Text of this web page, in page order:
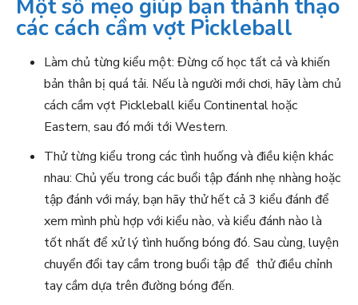
Một số mẹo giúp bạn thành thạo
các cách cầm vợt Pickleball
Làm chủ từng kiểu một: Đừng cố học tất cả và khiến
bản thân bị quá tải. Nếu là người mới chơi, hãy làm chủ
cách cầm vợt Pickleball kiểu Continental hoặc
Eastern, sau đó mới tới Western.
Thử từng kiểu trong các tình huống và điều kiện khác
nhau: Chủ yếu trong các buổi tập đánh nhẹ nhàng hoặc
tập đánh với máy, bạn hãy thử hết cả 3 kiểu đánh để
xem mình phù hợp với kiểu nào, và kiểu đánh nào là
tốt nhất để xử lý tình huống bóng đó. Sau cùng, luyện
chuyển đổi tay cầm trong buổi tập để thử điều chỉnh
tay cầm dựa trên đường bóng đến.